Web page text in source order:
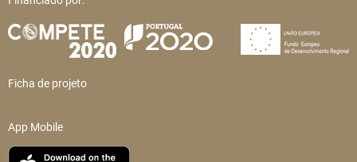
Ficha de projeto
App Mobile